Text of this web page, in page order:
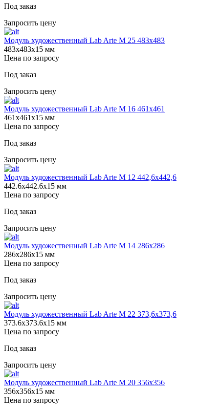
Под заказ
Запросить цену
Модуль художественный Lab Arte М 25 483х483
483х483х15 мм
Цена по запросу
Под заказ
Запросить цену
Модуль художественный Lab Arte М 16 461х461
461х461х15 мм
Цена по запросу
Под заказ
Запросить цену
Модуль художественный Lab Arte М 12 442,6х442,6
442.6х442.6х15 мм
Цена по запросу
Под заказ
Запросить цену
Модуль художественный Lab Arte М 14 286х286
286х286х15 мм
Цена по запросу
Под заказ
Запросить цену
Модуль художественный Lab Arte М 22 373,6х373,6
373.6х373.6х15 мм
Цена по запросу
Под заказ
Запросить цену
Модуль художественный Lab Arte М 20 356х356
356х356х15 мм
Цена по запросу